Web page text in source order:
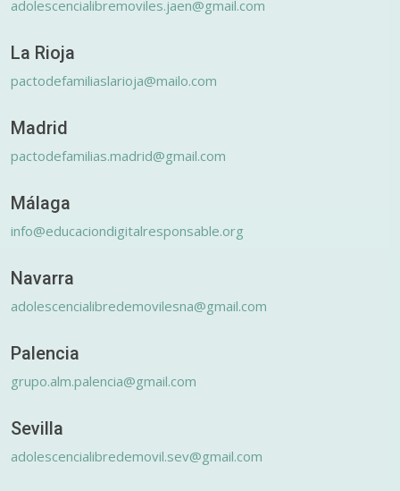
adolescencialibremoviles.jaen@gmail.com
La Rioja
pactodefamiliaslarioja@mailo.com
Madrid
pactodefamilias.madrid@gmail.com
Málaga
info@educaciondigitalresponsable.org
Navarra
adolescencialibredemovilesna@gmail.com
Palencia
grupo.alm.palencia@gmail.com
Sevilla
adolescencialibredemovil.sev@gmail.com